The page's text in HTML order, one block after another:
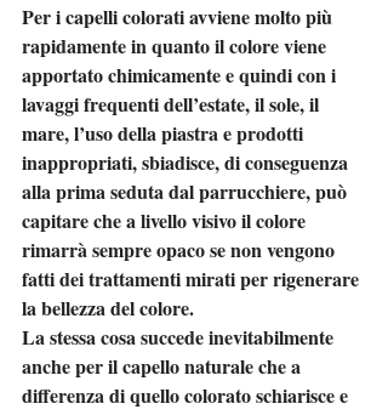
Per i capelli colorati avviene molto più
rapidamente in quanto il colore viene
apportato chimicamente e quindi con i
lavaggi frequenti dell’estate, il sole, il
mare, l’uso della piastra e prodotti
inappropriati, sbiadisce, di conseguenza
alla prima seduta dal parrucchiere, può
capitare che a livello visivo il colore
rimarrà sempre opaco se non vengono
fatti dei trattamenti mirati per rigenerare
la bellezza del colore.
La stessa cosa succede inevitabilmente
anche per il capello naturale che a
differenza di quello colorato schiarisce e